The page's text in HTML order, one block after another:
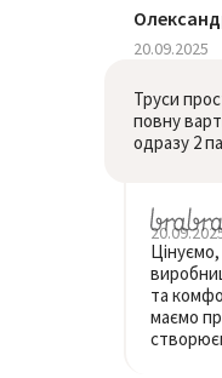
20.09.2025
Труси
повну
одразу 2
та
маємо